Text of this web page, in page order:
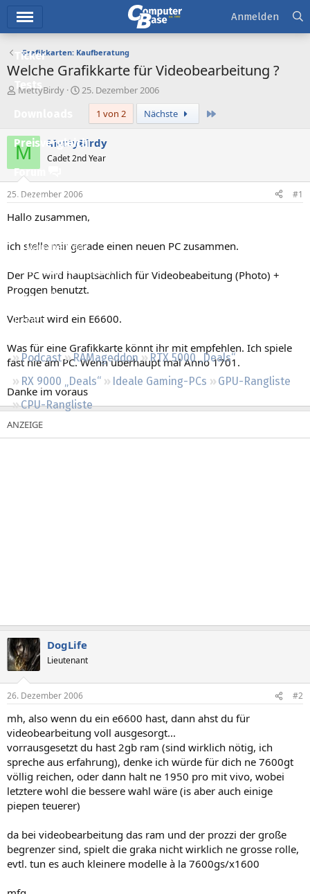
Ticker
Tests
Preisvergleich
Forum
Aktuelles
Empfohlene Inhalte
Neue Beiträge
Neueste Aktivitäten
Leserartikel
Regeln
Podcast RAMageddon
RTX 5000 „Deals“
RX 9000 „Deals“
Ideale Gaming-PCs
GPU-Rangliste
CPU-Rangliste
Anmelden
Grafikkarten: Kaufberatung
Welche Grafikkarte für Videobearbeitung ?
E
e
l
e
MettyBirdy
E
e
l
a
m
25. Dezember 2006
1 von 2
Nächste
M MettyBirdy
Cadet 2nd Year
25. Dezember 2006 #1
Hallo zusammen,
ich stelle mir gerade einen neuen PC zusammen.
Der PC wird hauptsächlich für Videobeabeitung (Photo) +
Proggen benutzt.
Verbaut wird ein E6600.
Was für eine Grafikkarte könnt ihr mit empfehlen. Ich spiele
fast nie am PC. Wenn überhaupt mal Anno 1701.
Danke im voraus
DogLife
Lieutenant
26. Dezember 2006 #2
mh, also wenn du ein e6600 hast, dann ahst du für
videobearbeitung voll ausgesorgt...
vorrausgesetzt du hast 2gb ram (sind wirklich nötig, ich
spreche aus erfahrung), denke ich würde für dich ne 7600gt
völlig reichen, oder dann halt ne 1950 pro mit vivo, wobei
letztere wohl die bessere wahl wäre (is aber auch einige
piepen teuerer)
da bei videobearbeitung das ram und der prozzi der große
begrenzer sind, spielt die graka nicht wirklich ne grosse rolle,
evtl. tun es auch kleinere modelle à la 7600gs/x1600